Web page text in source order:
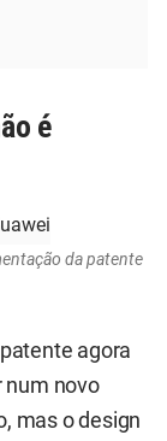
é
da patente
agora
num novo
mas o design